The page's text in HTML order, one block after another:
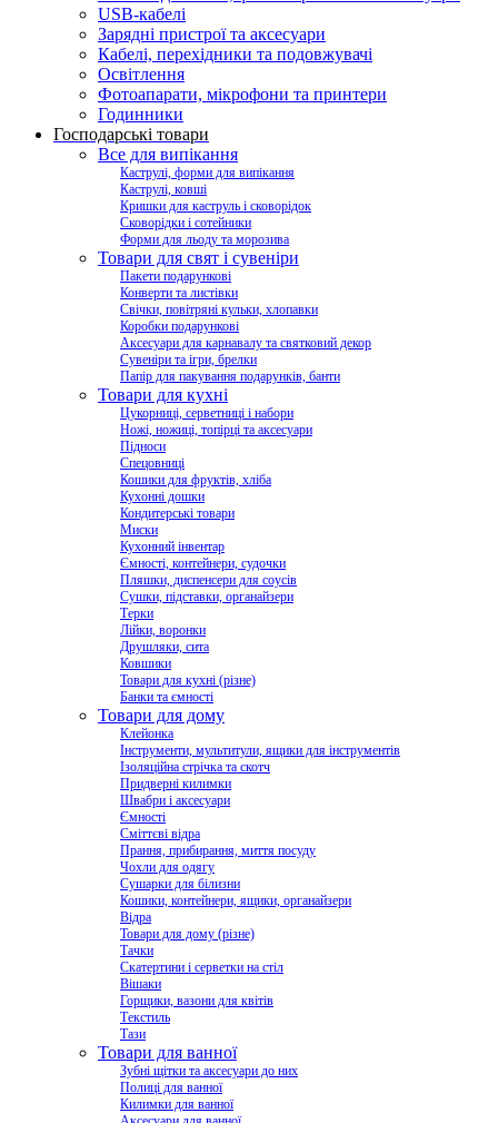
USB-кабелі
Зарядні пристрої та аксесуари
Кабелі, перехідники та подовжувачі
Освітлення
Фотоапарати, мікрофони та принтери
Годинники
Господарські товари
Все для випікання
Каструлі, форми для випікання
Каструлі, ковші
Кришки для каструль і сковорідок
Сковорідки і сотейники
Форми для льоду та морозива
Товари для свят і сувеніри
Пакети подарункові
Конверти та листівки
Свічки, повітряні кульки, хлопавки
Коробки подарункові
Аксесуари для карнавалу та святковий декор
Сувеніри та ігри, брелки
Папір для пакування подарунків, банти
Товари для кухні
Цукорниці, серветниці і набори
Ножі, ножиці, топірці та аксесуари
Підноси
Спецовниці
Кошики для фруктів, хліба
Кухонні дошки
Кондитерські товари
Миски
Кухонний інвентар
Ємності, контейнери, судочки
Пляшки, диспенсери для соусів
Сушки, підставки, органайзери
Терки
Лійки, воронки
Друшляки, сита
Ковшики
Товари для кухні (різне)
Банки та ємності
Товари для дому
Клейонка
Інструменти, мультитули, ящики для інструментів
Ізоляційна стрічка та скотч
Придверні килимки
Швабри і аксесуари
Ємності
Сміттєві відра
Прання, прибирання, миття посуду
Чохли для одягу
Сушарки для білизни
Кошики, контейнери, ящики, органайзери
Відра
Товари для дому (різне)
Тачки
Скатертини і серветки на стіл
Вішаки
Горщики, вазони для квітів
Текстиль
Тази
Товари для ванної
Зубні щітки та аксесуари до них
Полиці для ванної
Килимки для ванної